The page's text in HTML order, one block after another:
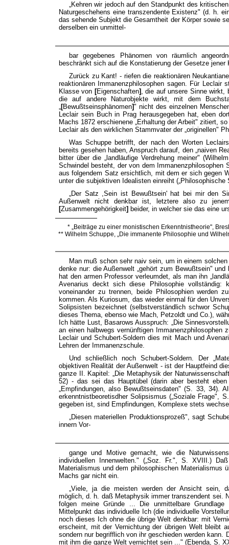
„Kehren wir jedoch auf den Standpunkt des
Naturgeschehens eine transzendente Existenz" (d. h.
das sehende Subjekt die Gesamtheit der Körper sowie
derselben ein unmittel-
bar gegebenes Phänomen von räumlich
beschränkt sich auf die Konstatierung der Gesetze
Zurück zu Kant! - riefen die reaktionären
reaktionären Immanenzphilosophen sagen. Für
Klasse von [Eigenschaften]
, die auf unsere Sinne
die auf andere Naturobjekte wirkt, mit dem
[Bewußtseinsphänomen]" nicht des einzelnen
Leclair sein Buch in Prag herausgegeben hat, eben
Machs 1872 erschienene „Erhaltung der Arbeit" zitiert,
Leclair als den wirklichen Stammvater der „originellen"
Was Schuppe betrifft, der nach den Worten
bereits gesehen haben, Anspruch darauf, den „naiven
bitter über die „landläufige Verdrehung meiner"
Schwindel besteht, der von dem Immanenzphilosophen
aus folgendem Satz ersichtlich, mit dem er sich gegen
unter die subjektiven Idealisten einreiht
„Der Satz ,Sein ist Bewußtsein' hat bei mir den
Außenwelt nicht denkbar ist, letztere also zu
[Zusammengehörigkeit] beider, in welcher sie das eine
* „Beiträge zu einer monistischen Erkenntnistheorie",
** Wilhelm Schuppe, „Die immanente Philosophie und
Man muß schon sehr naiv sein, um in einem
denke nur: die Außenwelt „gehört zum Bewußtsein"
hat den armen Professor verleumdet, als man ihn
Avenarius deckt sich diese Philosophie vollständig:
voneinander zu trennen, beide Philosophien werden
kommen. Als Kuriosum, das wieder einmal für den
Solipsisten bezeichnet (selbstverständlich schwor
dieses Thema, ebenso wie Mach, Petzoldt und Co.),
Ich hätte Lust, Basarows Ausspruch: „Die
an einen halbwegs vernünftigen
Leclair und Schubert-Soldern dies mit Mach und
Lehren der Immanenzschule.
Und schließlich noch Schubert-Soldern. Der
objektiven Realität der Außenwelt - ist der Hauptfeind
ganze II. Kapitel: „Die Metaphysik der
52) - das sei das Hauptübel (darin aber besteht
„Empfindungen, also Bewußtseinsdaten" (S. 33, 34).
erkenntnistbeoretisdher Solipsismus („Soziale Frage",
gegeben ist, sind Empfindungen, Komplexe stets
„Diesen materiellen Produktionsprozeß", sagt
innern Vor-
gange und Motive gemacht, wie die
individuellen Innenwelten." („Soz. Fr.", S. XVIII.)
Materialismus und dem philosophischen Materialismus
Machs gar nicht ein.
„Viele, ja die meisten werden der Ansicht sein,
möglich, d. h. daß Metaphysik immer transzendent sei.
folgen meine Gründe ... Die unmittelbare
Mittelpunkt das individuelle Ich (die individuelle
noch dieses Ich ohne die übrige Welt denkbar: mit
erscheint, mit der Vernichtung der übrigen Welt bleibt
sondern nur begrifflich von ihr geschieden werden
mit ihm die ganze Welt vernichtet sein ..." (Ebenda, S.